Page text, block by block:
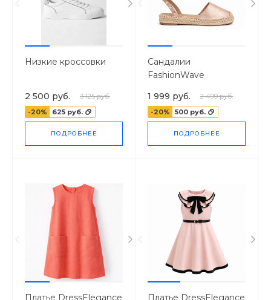
Низкие кроссовки
2 500 руб.
3 125 руб.
-20%
625 руб.
ПОДРОБНЕЕ
Сандалии
FashionWave
1 999 руб.
2 499 руб.
-20%
500 руб.
ПОДРОБНЕЕ
Платье DressElegance Платье DressElegance